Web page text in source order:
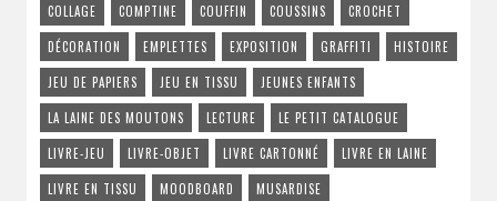
COLLAGE
COMPTINE COUFFIN COUSSINS
CROCHET
DÉCORATION
EMPLETTES EXPOSITION GRAFFITI
HISTOIRE
JEU DE PAPIERS
JEU EN TISSU
JEUNES ENFANTS
LA LAINE DES MOUTONS
LECTURE
LE PETIT CATALOGUE
LIVRE-JEU
LIVRE-OBJET LIVRE CARTONNÉ
LIVRE EN LAINE
LIVRE EN TISSU
MOODBOARD
MUSARDISE